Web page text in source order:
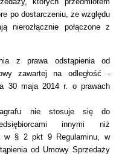
po dostarczeniu, ze względu
nierozłącznie połączone z
z prawa odstąpienia od
zawartej na odległość -
30 maja 2014 r. o prawach
nie stosuje się do
innymi niż
w § 2 pkt 9 Regulaminu, w
od Umowy Sprzedaży